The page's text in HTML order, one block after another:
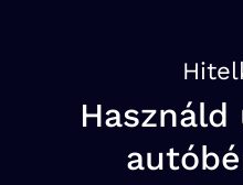
Használd